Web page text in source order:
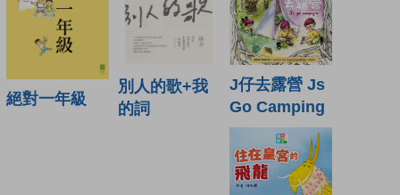
絕對一年級
別人的歌+我
的詞
J仔去露營 Js
Go Camping